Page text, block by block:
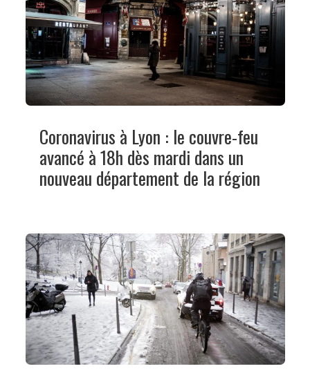
Coronavirus à Lyon : le couvre-feu
avancé à 18h dès mardi dans un
nouveau département de la région